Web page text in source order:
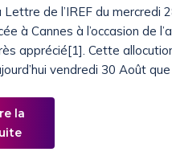
Lettre de l’IREF du mercredi
à Cannes à l’occasion de
apprécié[1]. Cette
vendredi 30 Août
la